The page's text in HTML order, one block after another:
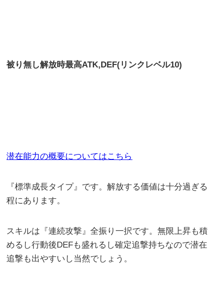
被り無し解放時最高ATK,DEF(リンクレベル10)
潜在能力の概要についてはこちら
『標準成長タイプ』です。解放する価値は十分過ぎる
程にあります。
スキルは『連続攻撃』全振り一択です。無限上昇も積
めるし行動後DEFも盛れるし確定追撃持ちなので潜在
追撃も出やすいし当然でしょう。